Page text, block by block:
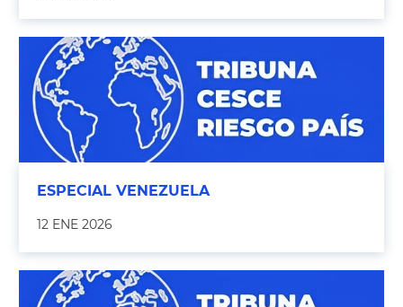
ESPECIAL VENEZUELA
12 ENE 2026